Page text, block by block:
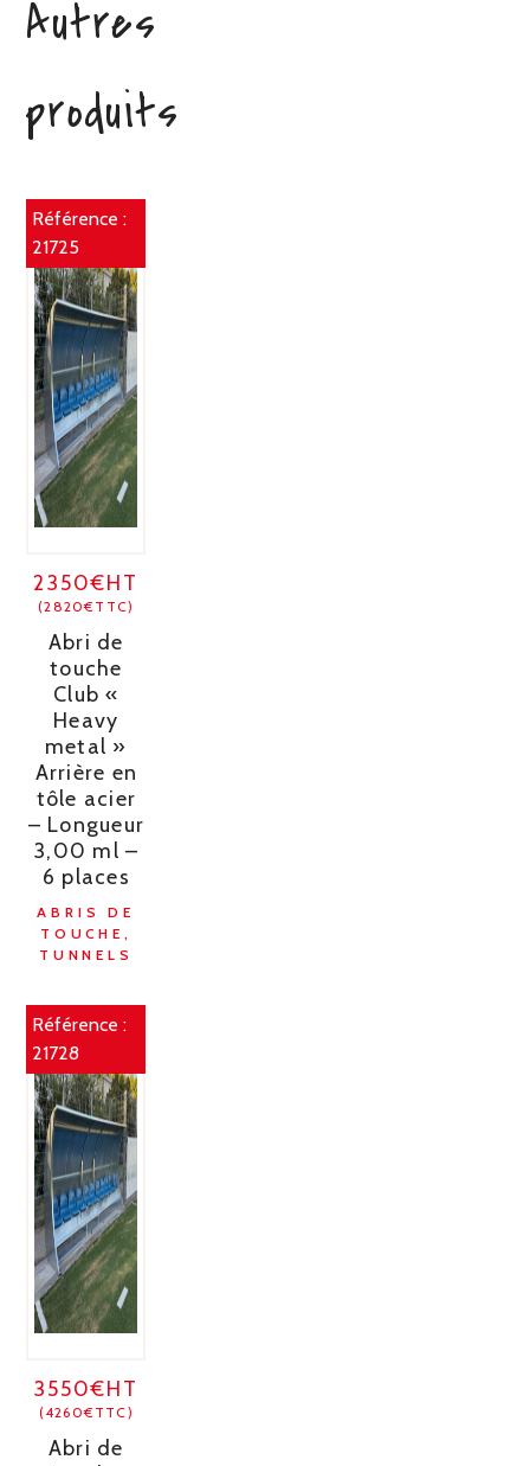
Autres
produits
Référence :
21725
2350€HT
(2820€TTC)
Abri de
touche
Club «
Heavy
metal »
Arrière en
tôle acier
– Longueur
3,00 ml –
6 places
ABRIS DE
TOUCHE,
TUNNELS
Référence :
21728
3550€HT
(4260€TTC)
Abri de